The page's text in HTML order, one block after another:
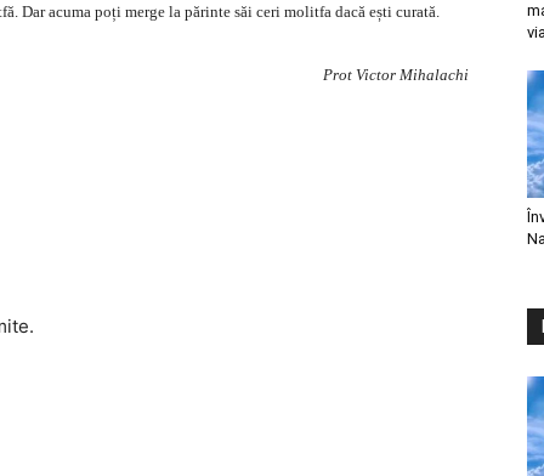
Dar acuma poți merge la părinte săi ceri molitfa dacă ești curată.
Prot Victor Mihalachi